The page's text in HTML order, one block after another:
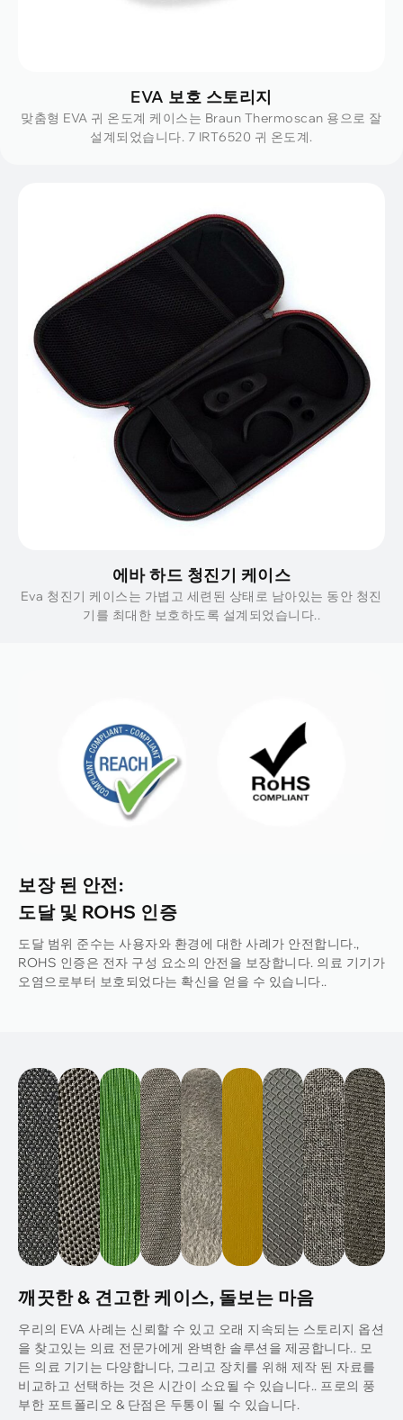
EVA 보호 스토리지
맞춤형 EVA 귀 온도계 케이스는 Braun Thermoscan 용으로 잘
설계되었습니다. 7 IRT6520 귀 온도계.
에바 하드 청진기 케이스
Eva 청진기 케이스는 가볍고 세련된 상태로 남아있는 동안 청진
기를 최대한 보호하도록 설계되었습니다..
보장 된 안전:
도달 및 ROHS 인증
도달 범위 준수는 사용자와 환경에 대한 사례가 안전합니다.,
ROHS 인증은 전자 구성 요소의 안전을 보장합니다. 의료 기기가
오염으로부터 보호되었다는 확신을 얻을 수 있습니다..
깨끗한 & 견고한 케이스, 돌보는 마음
우리의 EVA 사례는 신뢰할 수 있고 오래 지속되는 스토리지 옵션
을 찾고있는 의료 전문가에게 완벽한 솔루션을 제공합니다.. 모
든 의료 기기는 다양합니다, 그리고 장치를 위해 제작 된 자료를
비교하고 선택하는 것은 시간이 소요될 수 있습니다.. 프로의 풍
부한 포트폴리오 & 단점은 두통이 될 수 있습니다.